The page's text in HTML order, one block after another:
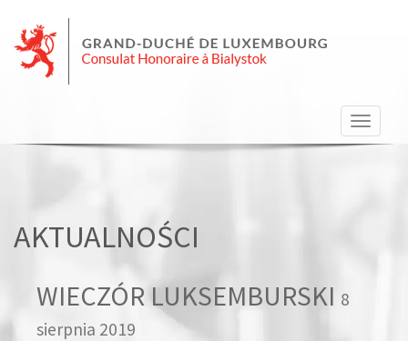
strony
AKTUALNOŚCI
WIECZÓR LUKSEMBURSKI 8
sierpnia 2019